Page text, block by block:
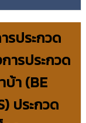
รประกวด
ารประกวด
บ้า (BE
ประกวด